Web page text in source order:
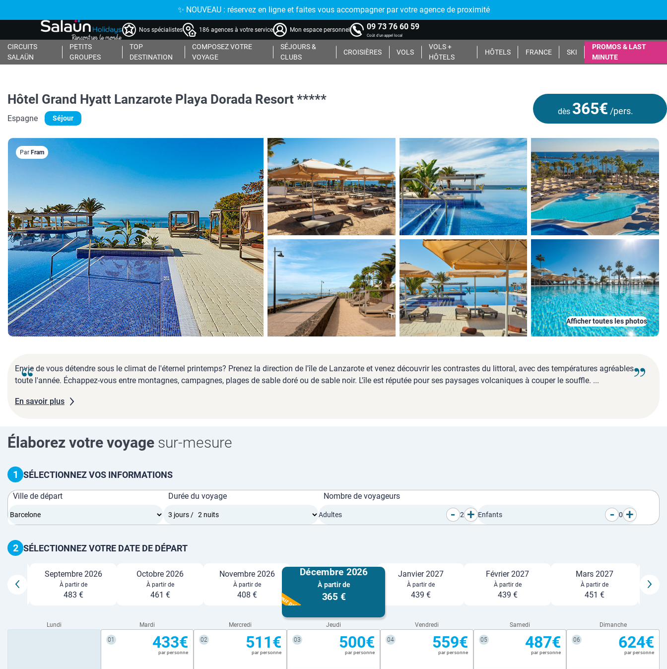
✨ NOUVEAU : réservez en ligne et faites vous accompagner par votre agence de proximité
Nos spécialistes 186 agences à votre service Mon espace personnel 09 73 76 60 59
Coût d'un appel local
CIRCUITS
SALAÜN
PETITS
GROUPES
TOP
DESTINATION
COMPOSEZ VOTRE
VOYAGE
SÉJOURS &
CLUBS
CROISIÈRES VOLS
VOLS +
HÔTELS
HÔTELS FRANCE SKI
PROMOS & LAST
MINUTE
dès 365€ /pers.
Hôtel Grand Hyatt Lanzarote Playa Dorada Resort *****
Espagne Séjour
Afficher toutes les photos
Par Fram
Envie de vous détendre sous le climat de l'éternel printemps? Prenez la direction de l'île de Lanzarote et venez découvrir les contrastes du littoral, avec des températures agréables
toute l'année. Échappez-vous entre montagnes, campagnes, plages de sable doré ou de sable noir. L'île est réputée pour ses paysages volcaniques à couper le souffle. ...
En savoir plus
Élaborez votre voyage sur-mesure
1 SÉLECTIONNEZ VOS INFORMATIONS
Ville de départ Durée du voyage Nombre de voyageurs
Adultes - 2 + Enfants - 0 +
2 SÉLECTIONNEZ VOTRE DATE DE DÉPART
Septembre 2026
À partir de
483 €
Octobre 2026
À partir de
461 €
Novembre 2026
À partir de
408 €
Décembre 2026
À partir de
365 €
Meilleur prix
Janvier 2027
À partir de
439 €
Février 2027
À partir de
439 €
Mars 2027
À partir de
451 €
Lundi Mardi Mercredi Jeudi Vendredi Samedi Dimanche
01 433€
par personne
02 511€
par personne
03 500€
par personne
04 559€
par personne
05 487€
par personne
06 624€
par personne